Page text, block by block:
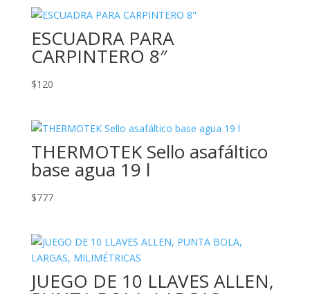
ESCUADRA PARA
CARPINTERO 8″
$120
THERMOTEK Sello asafáltico
base agua 19 l
$777
JUEGO DE 10 LLAVES ALLEN,